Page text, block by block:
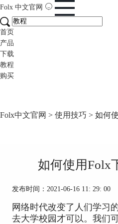
Folx 中文官网
首页
产品
下载
教程
购买
Folx中文官网 > 使用技巧 > 如何
如何使用Folx
发布时间：2021-06-16 11: 29: 00
网络时代改变了人们学习
去大学校园才可以。我们